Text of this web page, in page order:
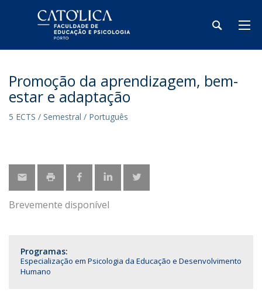
Promoção da aprendizagem, bem-
estar e adaptação
5 ECTS / Semestral / Português
Brevemente disponível
Programas:
Especialização em Psicologia da Educação e Desenvolvimento
Humano